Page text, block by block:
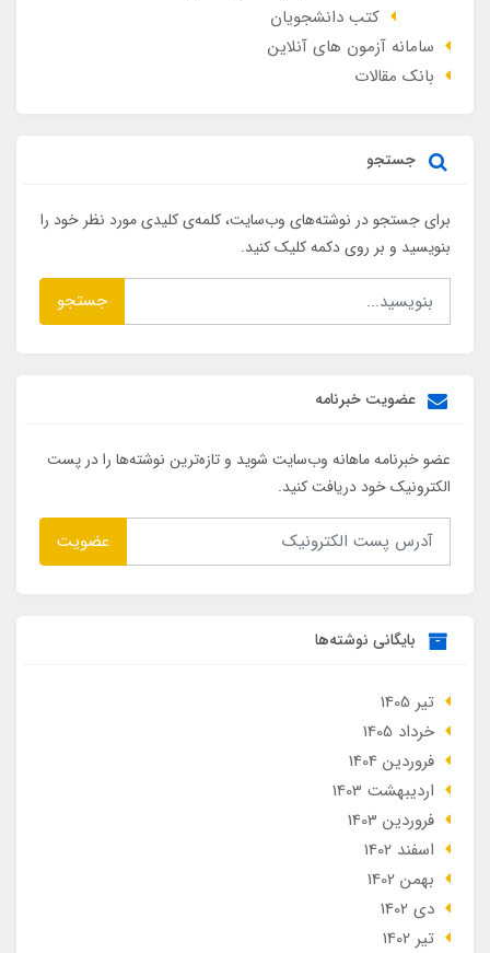
کتب دانشجویان
سامانه آزمون های آنلاین
بانک مقالات
جستجو
برای جستجو در نوشته‌های وب‌سایت، کلمه‌ی کلیدی مورد نظر خود را
بنویسید و بر روی دکمه کلیک کنید.
جستجو
عضویت خبرنامه
عضو خبرنامه ماهانه وب‌سایت شوید و تازه‌ترین نوشته‌ها را در پست
الکترونیک خود دریافت کنید.
عضویت
بایگانی نوشته‌ها
تير 1405
خرداد 1405
فروردین 1404
ارديبهشت 1403
فروردین 1403
اسفند 1402
بهمن 1402
دی 1402
تير 1402